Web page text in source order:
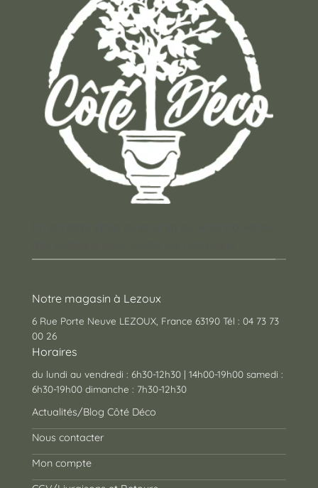
Notre magasin à Lezoux
6 Rue Porte Neuve LEZOUX, France 63190 Tél : 04 73 73
00 26
Horaires
du lundi au vendredi : 6h30-12h30 | 14h00-19h00 samedi :
6h30-19h00 dimanche : 7h30-12h30
Actualités/Blog Côté Déco
Nous contacter
Mon compte